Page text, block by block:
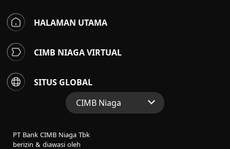
HALAMAN UTAMA
CIMB NIAGA VIRTUAL
SITUS GLOBAL
CIMB Niaga
Perbankan Konsumen
PT Bank CIMB Niaga Tbk
berizin & diawasi oleh